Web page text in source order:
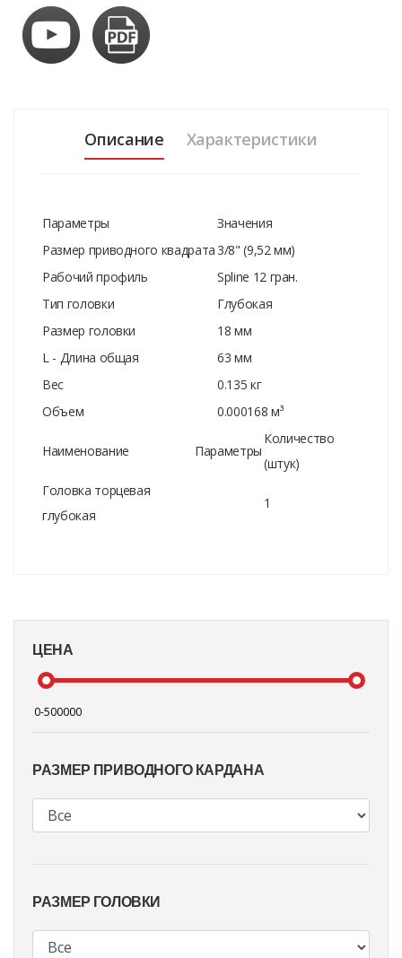
ЦЕНА
РАЗМЕР ПРИВОДНОГО КАРДАНА
РАЗМЕР ГОЛОВКИ
Описание Характеристики
Параметры
Значения
Размер приводного квадрата 3/8" (9,52 мм)
Рабочий профиль
Spline 12 гран.
Тип головки
Глубокая
Размер головки
18 мм
L - Длина общая
63 мм
Вес
0.135 кг
Объем
0.000168 м³
Наименование Параметры
Количество
(штук)
Головка торцевая
глубокая
1